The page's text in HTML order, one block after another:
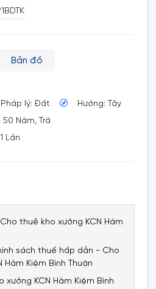
Bản đồ
Pháp lý: Đất
50 Năm, Trả
Lần
Hướng: Tây
thuê kho xưởng KCN Hàm
sách thuế hấp dẫn - Cho
Hàm Kiệm Bình Thuận
xưởng KCN Hàm Kiệm Bình